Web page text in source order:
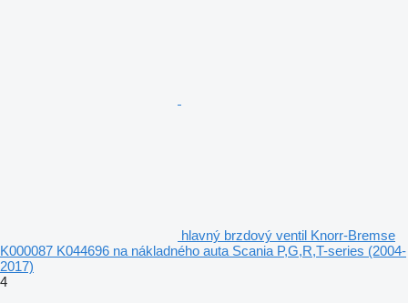
hlavný brzdový ventil Knorr-Bremse
K000087 K044696 na nákladného auta Scania P,G,R,T-series (2004-
2017)
4